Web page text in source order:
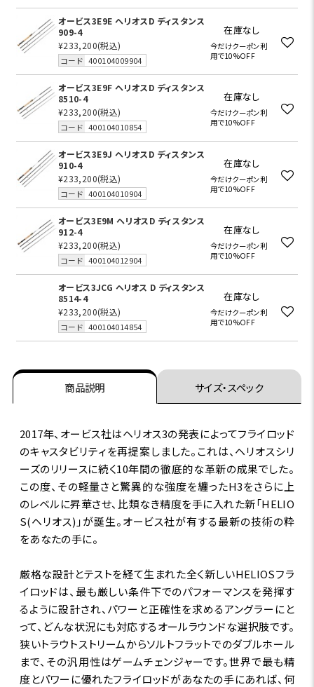
オービス3E9E ヘリオスD ディスタンス
909-4
¥233,200(税込)
コード 400104009904
在庫なし
今だけクーポン利
用で10%OFF
オービス3E9F ヘリオスD ディスタンス
8510-4
¥233,200(税込)
コード 400104010854
在庫なし
今だけクーポン利
用で10%OFF
オービス3E9J ヘリオスD ディスタンス
910-4
¥233,200(税込)
コード 400104010904
在庫なし
今だけクーポン利
用で10%OFF
オービス3E9M ヘリオスD ディスタンス
912-4
¥233,200(税込)
コード 400104012904
在庫なし
今だけクーポン利
用で10%OFF
オービス3JCG ヘリオス D ディスタンス
8514-4
¥233,200(税込)
コード 400104014854
在庫なし
今だけクーポン利
用で10%OFF
商品説明 サイズ・スペック
2017年、オービス社はヘリオス3の発表によってフライロッド
のキャスタビリティを再提案しました。これは、ヘリオスシリ
ーズのリリースに続く10年間の徹底的な革新の成果でした。
この度、その軽量さと驚異的な強度を纏ったH3をさらに上
のレベルに昇華させ、比類なき精度を手に入れた新「HELIO
S(ヘリオス)」が誕生。オービス社が有する最新の技術の粋
をあなたの手に。
厳格な設計とテストを経て生まれた全く新しいHELIOSフラ
イロッドは、最も厳しい条件下でのパフォーマンスを発揮す
るように設計され、パワーと正確性を求めるアングラーにと
って、どんな状況にも対応するオールラウンドな選択肢です。
狭いトラウトストリームからソルトフラットでのダブルホール
まで、その汎用性はゲームチェンジャーです。世界で最も精
度とパワーに優れたフライロッドがあなたの手にあれば、何